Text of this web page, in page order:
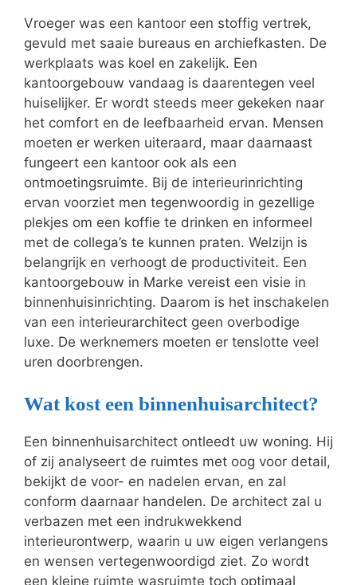
Vroeger was een kantoor een stoffig vertrek,
gevuld met saaie bureaus en archiefkasten. De
werkplaats was koel en zakelijk. Een
kantoorgebouw vandaag is daarentegen veel
huiselijker. Er wordt steeds meer gekeken naar
het comfort en de leefbaarheid ervan. Mensen
moeten er werken uiteraard, maar daarnaast
fungeert een kantoor ook als een
ontmoetingsruimte. Bij de interieurinrichting
ervan voorziet men tegenwoordig in gezellige
plekjes om een koffie te drinken en informeel
met de collega’s te kunnen praten. Welzijn is
belangrijk en verhoogt de productiviteit. Een
kantoorgebouw in Marke vereist een visie in
binnenhuisinrichting. Daarom is het inschakelen
van een interieurarchitect geen overbodige
luxe. De werknemers moeten er tenslotte veel
uren doorbrengen.
Wat kost een binnenhuisarchitect?
Een binnenhuisarchitect ontleedt uw woning. Hij
of zij analyseert de ruimtes met oog voor detail,
bekijkt de voor- en nadelen ervan, en zal
conform daarnaar handelen. De architect zal u
verbazen met een indrukwekkend
interieurontwerp, waarin u uw eigen verlangens
en wensen vertegenwoordigd ziet. Zo wordt
een kleine ruimte wasruimte toch optimaal